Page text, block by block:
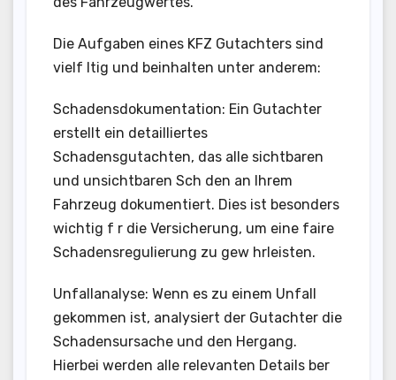
Die Aufgaben eines KFZ Gutachters sind
vielf ltig und beinhalten unter anderem:
Schadensdokumentation: Ein Gutachter
erstellt ein detailliertes
Schadensgutachten, das alle sichtbaren
und unsichtbaren Sch den an Ihrem
Fahrzeug dokumentiert. Dies ist besonders
wichtig f r die Versicherung, um eine faire
Schadensregulierung zu gew hrleisten.
Unfallanalyse: Wenn es zu einem Unfall
gekommen ist, analysiert der Gutachter die
Schadensursache und den Hergang.
Hierbei werden alle relevanten Details ber